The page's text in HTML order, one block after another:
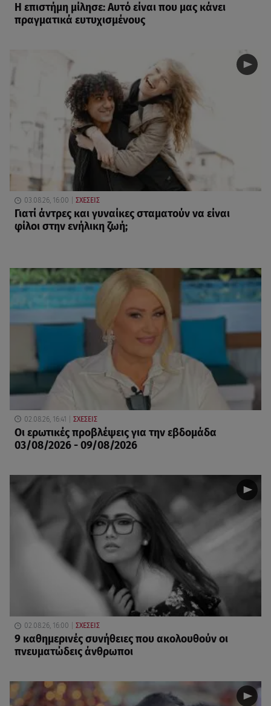
Η επιστήμη μίλησε: Αυτό είναι που μας κάνει
πραγματικά ευτυχισμένους
03.08.26, 16:00 ΣΧΕΣΕΙΣ
Γιατί άντρες και γυναίκες σταματούν να είναι
φίλοι στην ενήλικη ζωή;
02.08.26, 16:41 ΣΧΕΣΕΙΣ
Οι ερωτικές προβλέψεις για την εβδομάδα
03/08/2026 - 09/08/2026
02.08.26, 16:00 ΣΧΕΣΕΙΣ
9 καθημερινές συνήθειες που ακολουθούν οι
πνευματώδεις άνθρωποι